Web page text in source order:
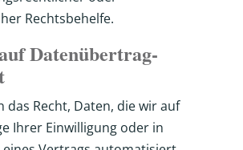
Rechtsbehelfe.
Daten­übertrag­
das Recht, Daten, die wir auf
Ihrer Einwilligung oder in